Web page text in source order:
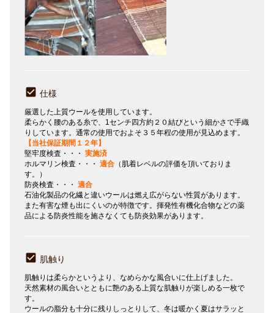
仕様
厳選した上質ウールを使用しています。
柔らかく腰のある糸で、1センチ四方約２０結びという細かさで手織
りしています。通常の使用でおよそ３５年程の使用が見込めます。
【当社保証期間１２年】
堅牢度検査・・・ 実施済
ホルマリン検査・・・ 適合 （肌着レベルの評価を頂いておりま
す。）
防炎検査・・・ 適合
石油化製品の化繊と違いウールは燃え広がらない性質があります。
また有害な煙も出にくいのが特徴です。揮発性有機化合物などの薬
品による防炎性能を施さなくても防炎効果があります。
肌触り
肌触りは柔らかというより、なめらかな風合いに仕上げました。
天然素材の風合いとともに艶のある上質な肌触りが楽しめる一枚で
す。
ウールの脂分も十分に残りしっとりして、冬は暖かく夏はサラッと